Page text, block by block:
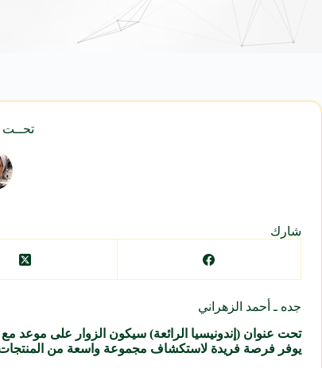
تحــت
شارك
جده ـ أحمد الزهراني
يوفر فرصة فريدة لاستكشاف مجموعة واسعة من المنتجات